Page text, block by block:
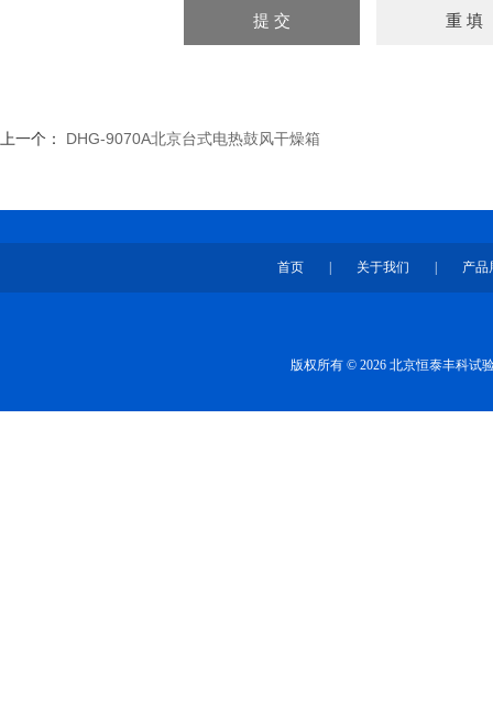
上一个： DHG-9070A北京台式电热鼓风干燥箱
首页 关于我们 产品
版权所有 © 2026 北京恒泰丰科试